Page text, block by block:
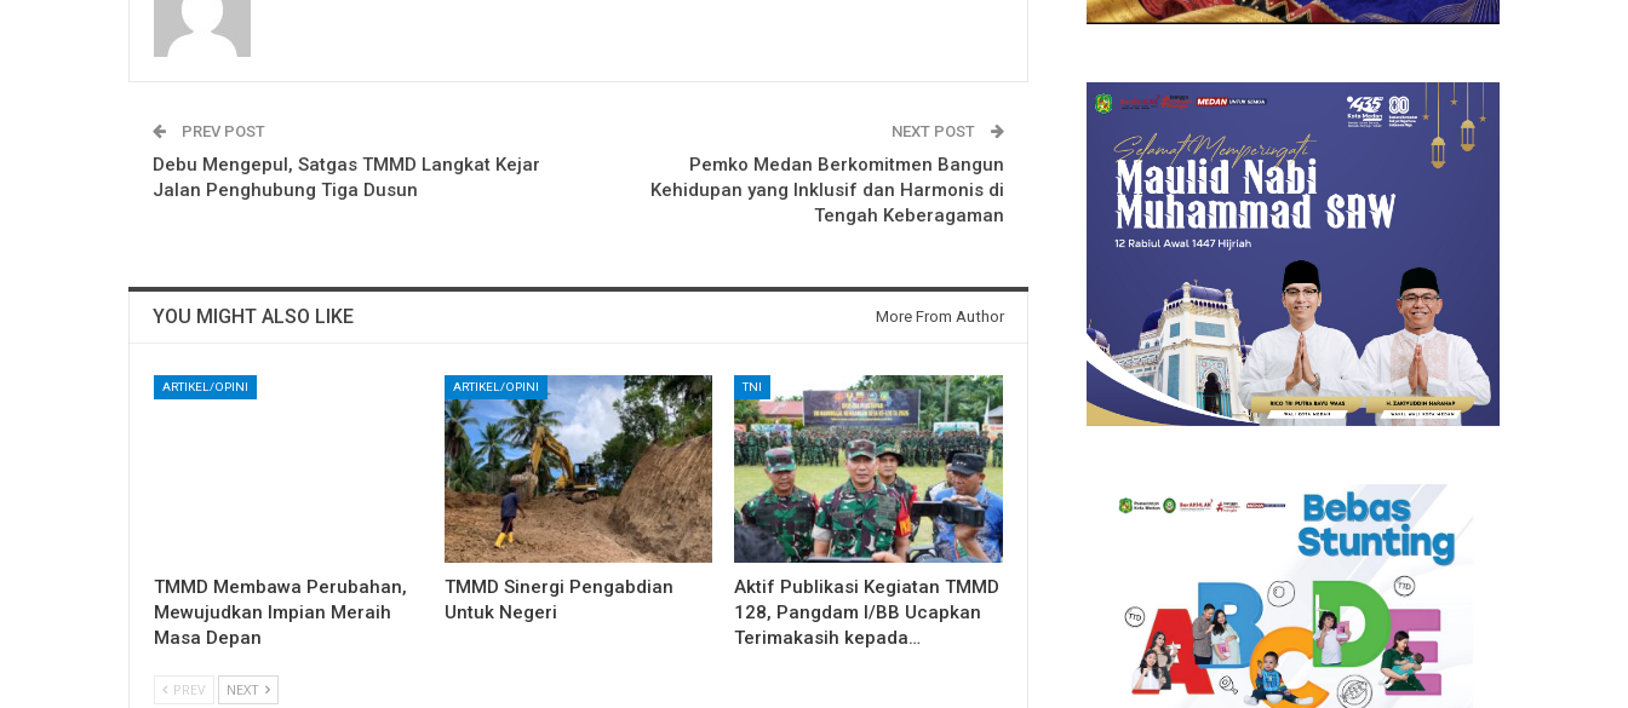
PREV POST
Debu Mengepul, Satgas TMMD Langkat Kejar
Jalan Penghubung Tiga Dusun
NEXT POST
Pemko Medan Berkomitmen Bangun
Kehidupan yang Inklusif dan Harmonis di
Tengah Keberagaman
YOU MIGHT ALSO LIKE More From Author
ARTIKEL/OPINI
TMMD Membawa Perubahan,
Mewujudkan Impian Meraih
Masa Depan
ARTIKEL/OPINI
TMMD Sinergi Pengabdian
Untuk Negeri
TNI
Aktif Publikasi Kegiatan TMMD
128, Pangdam I/BB Ucapkan
Terimakasih kepada…
PREV NEXT